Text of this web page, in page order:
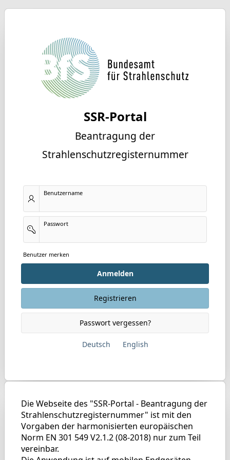
SSR-Portal
Beantragung der
Strahlenschutzregisternummer
Benutzername
Passwort
Benutzer merken
Anmelden
Registrieren
Passwort vergessen?
Deutsch English
Die Webseite des "SSR-Portal - Beantragung der
Strahlenschutzregisternummer" ist mit den
Vorgaben der harmonisierten europäischen
Norm EN 301 549 V2.1.2 (08-2018) nur zum Teil
vereinbar.